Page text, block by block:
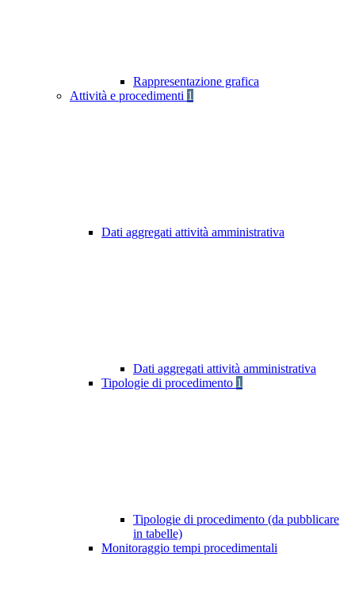
Rappresentazione grafica
Attività e procedimenti 1
Dati aggregati attività amministrativa
Dati aggregati attività amministrativa
Tipologie di procedimento 1
Tipologie di procedimento (da pubblicare
in tabelle)
Monitoraggio tempi procedimentali